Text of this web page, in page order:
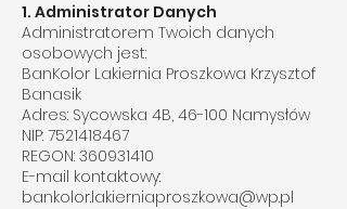
1. Administrator Danych
Administratorem Twoich danych
osobowych jest:
BanKolor Lakiernia Proszkowa Krzysztof
Banasik
Adres: Sycowska 4B, 46-100 Namysłów
NIP: 7521418467
REGON: 360931410
E-mail kontaktowy:
bankolor.lakierniaproszkowa@wp.pl